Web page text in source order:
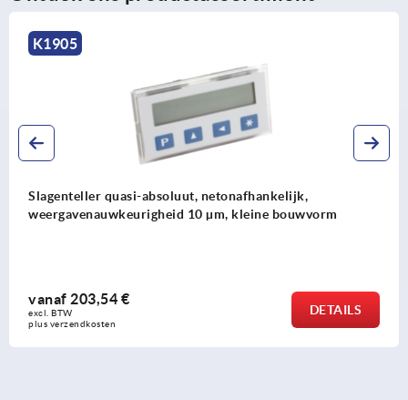
K1905
Slagenteller quasi-absoluut, netonafhankelijk,
weergavenauwkeurigheid 10 µm, kleine bouwvorm
vanaf 203,54 €
excl. BTW
plus verzendkosten
DETAILS